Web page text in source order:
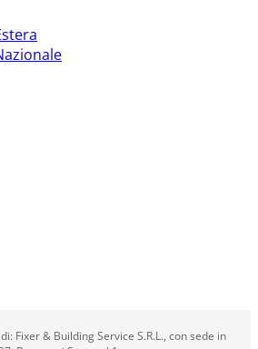
Fixer & Building Service S.R.L., con sede in